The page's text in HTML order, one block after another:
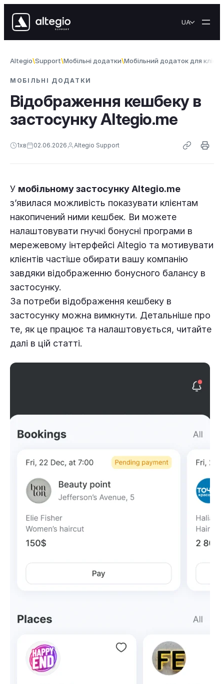
UA
Altegio Support Мобільні додатки Мобільний додаток для
МОБІЛЬНІ ДОДАТКИ
Відображення кешбеку в
застосунку Altegio.me
1хв 02.06.2026 Altegio Support
У мобільному застосунку Altegio.me
з’явилася можливість показувати клієнтам
накопичений ними кешбек. Ви можете
налаштовувати гнучкі бонусні програми в
мережевому інтерфейсі Altegio та мотивувати
клієнтів частіше обирати вашу компанію
завдяки відображенню бонусного балансу в
застосунку.
За потреби відображення кешбеку в
застосунку можна вимкнути. Детальніше про
те, як це працює та налаштовується, читайте
далі в цій статті.